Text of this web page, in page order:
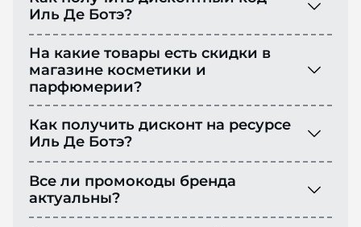
Иль Де Ботэ?
На какие товары есть скидки в
магазине косметики и
парфюмерии?
Как получить дисконт на ресурсе
Иль Де Ботэ?
Все ли промокоды бренда
актуальны?